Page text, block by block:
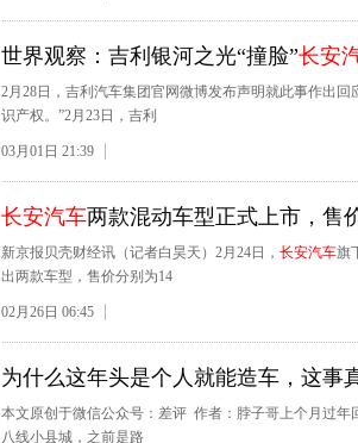
世界观察：吉利银河之光“撞脸”长安
2月28日，吉利汽车集团官网微博发布声明就此事作出
识产权。”2月23日，吉利
03月01日 21:39
长安汽车两款混动车型正式上市，售
新京报贝壳财经讯（记者白昊天）2月24日， 长安汽车旗
出两款车型，售价分别为14
02月26日 06:45
为什么这年头是个人就能造车，这事
本文原创于微信公众号：差评 作者：脖子哥上个月过
八线小县城，之前是路